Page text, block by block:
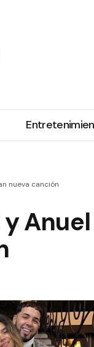
nueva canción
y